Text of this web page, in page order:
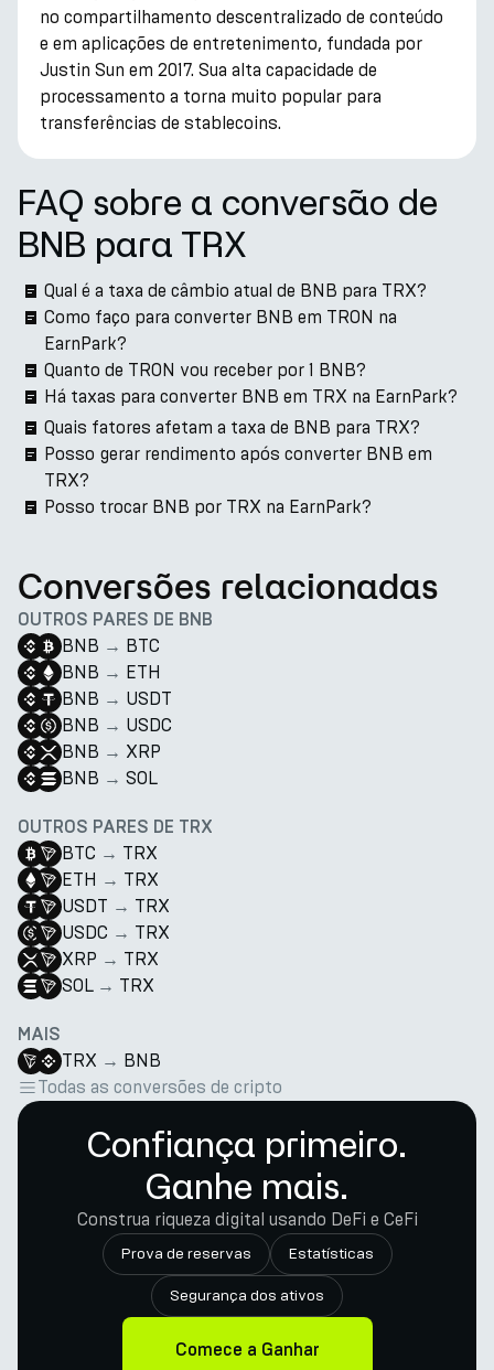
no compartilhamento descentralizado de conteúdo
e em aplicações de entretenimento, fundada por
Justin Sun em 2017. Sua alta capacidade de
processamento a torna muito popular para
transferências de stablecoins.
FAQ sobre a conversão de
BNB para TRX
Qual é a taxa de câmbio atual de BNB para TRX?
Como faço para converter BNB em TRON na
EarnPark?
Quanto de TRON vou receber por 1 BNB?
Há taxas para converter BNB em TRX na EarnPark?
Quais fatores afetam a taxa de BNB para TRX?
Posso gerar rendimento após converter BNB em
TRX?
Posso trocar BNB por TRX na EarnPark?
Conversões relacionadas
OUTROS PARES DE BNB
BNB → BTC
BNB → ETH
BNB → USDT
BNB → USDC
BNB → XRP
BNB → SOL
OUTROS PARES DE TRX
BTC → TRX
ETH → TRX
USDT → TRX
USDC → TRX
XRP → TRX
SOL → TRX
MAIS
TRX → BNB
Todas as conversões de cripto
Confiança primeiro.
Ganhe mais.
Construa riqueza digital usando DeFi e CeFi
Prova de reservas Estatísticas
Segurança dos ativos
Comece a Ganhar